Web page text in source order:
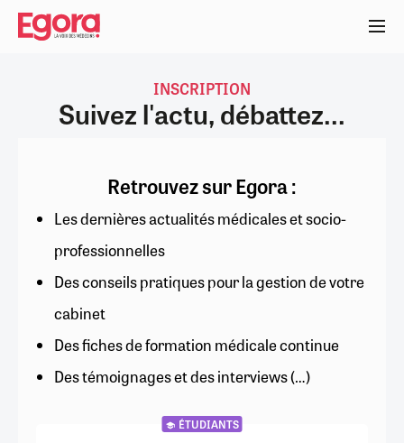
Aller
contenu
INSCRIPTION
Suivez l'actu, débattez...
Retrouvez sur Egora :
Les dernières actualités médicales et socio-
professionnelles
Des conseils pratiques pour la gestion de votre
cabinet
Des fiches de formation médicale continue
Des témoignages et des interviews (…)
ÉTUDIANTS